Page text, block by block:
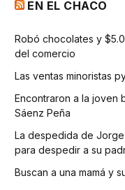
EN EL CHACO
Robó chocolates y
del comercio
Las ventas minoristas
Encontraron a la joven
Sáenz Peña
La despedida de Jorge
para despedir a su
Buscan a una mamá y